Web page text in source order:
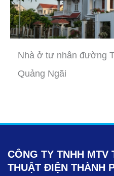
Nhà ở tư nhân đường
Quảng Ngãi
CÔNG TY TNHH MTV
THUẬT ĐIỆN THÀNH